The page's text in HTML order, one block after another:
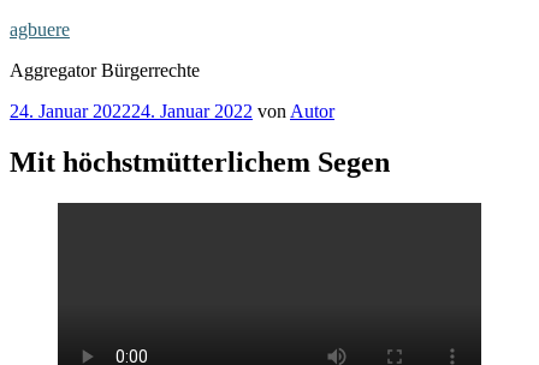
Zum
springen
agbuere
Aggregator Bürgerrechte
Veröffentlicht
24. Januar 202224. Januar 2022 von Autor
Mit höchstmütterlichem Segen